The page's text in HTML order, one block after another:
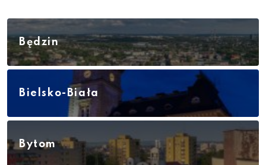
Będzin
Bielsko-Biała
Bytom